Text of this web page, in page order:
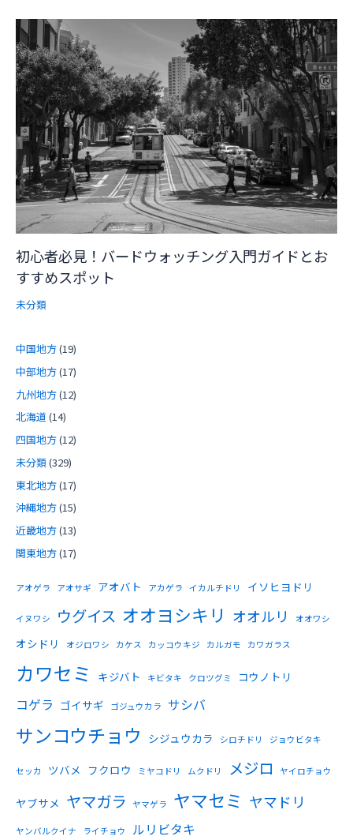
初心者必見！バードウォッチング入門ガイドとお
すすめスポット
未分類
中国地方(19)
中部地方(17)
九州地方(12)
北海道 (14)
四国地方(12)
未分類(329)
東北地方(17)
沖縄地方(15)
近畿地方(13)
関東地方(17)
アオゲラ アオサギ アオバト アカゲラ イカルチドリ イソヒヨドリ
イヌワシ ウグイス オオヨシキリ オオルリ オオワシ
オシドリ オジロワシ カケス カッコウキジ カルガモ カワガラス
カワセミ キジバト キビタキ クロツグミ コウノトリ
コゲラ ゴイサギ ゴジュウカラ サシバ
サンコウチョウ シジュウカラ シロチドリ ジョウビタキ
セッカ ツバメ フクロウ ミヤコドリ ムクドリ メジロ ヤイロチョウ
ヤブサメ ヤマガラ ヤマゲラ ヤマセミ ヤマドリ
ヤンバルクイナ ライチョウ ルリビタキ